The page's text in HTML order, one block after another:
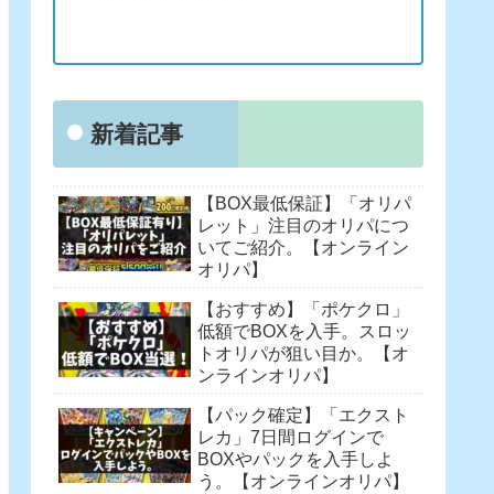
新着記事
【BOX最低保証】「オリパ
レット」注目のオリパにつ
いてご紹介。【オンライン
オリパ】
【おすすめ】「ポケクロ」
低額でBOXを入手。スロッ
トオリパが狙い目か。【オ
ンラインオリパ】
【パック確定】「エクスト
レカ」7日間ログインで
BOXやパックを入手しよ
う。【オンラインオリパ】